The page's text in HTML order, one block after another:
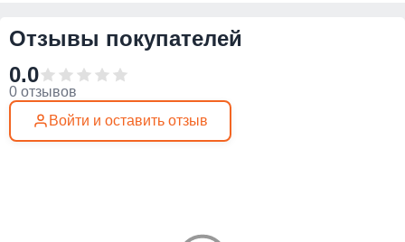
Отзывы покупателей
0.0
0 отзывов
Войти и оставить отзыв